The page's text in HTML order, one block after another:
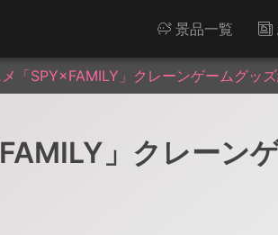
景品一覧
「SPY×FAMILY」クレーンゲームグッ
」クレーン